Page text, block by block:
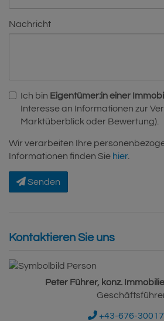
Nachricht
Ich bin Eigentümer:in einer
Interesse an Informationen zur
Marktüberblick oder Bewertung).
Wir verarbeiten Ihre
Informationen finden Sie hier.
Senden
Kontaktieren Sie uns
Peter Führer, konz.
+43-676-